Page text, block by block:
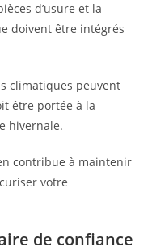
d’usure et la
doivent être intégrés
climatiques peuvent
être portée à la
hivernale.
contribue à maintenir
votre
de confiance